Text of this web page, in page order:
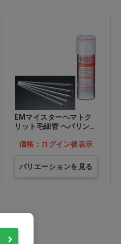
EMマイスターヘマトク
リット毛細管 ヘパリン処
他価格：ログイン後表示
バリエーションを見る